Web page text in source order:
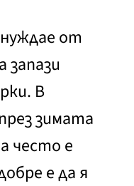
от
запази
В
зимата
често е
е да я